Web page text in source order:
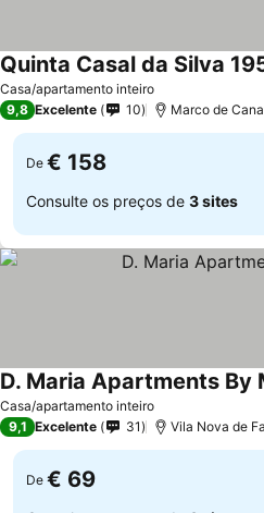
Casa/apartamento inteiro
Quinta Casal da Silva
9,8 Excelente 10
De € 158
Consulte os preços de 3 sites
Casa/apartamento inteiro
D. Maria Apartments By
9,1 Excelente 31
De € 69